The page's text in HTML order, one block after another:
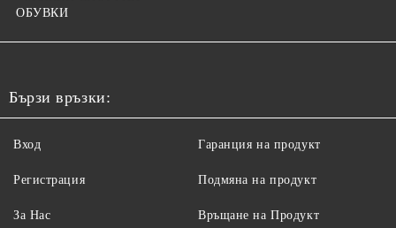
ОБУВКИ
Бързи връзки:
Вход
Регистрация
За Нас
Гаранция на продукт
Подмяна на продукт
Връщане на Продукт